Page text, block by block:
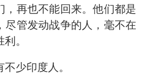
，再也不能回来。他们都是
尽管发动战争的人，毫不在
。
少印度人。